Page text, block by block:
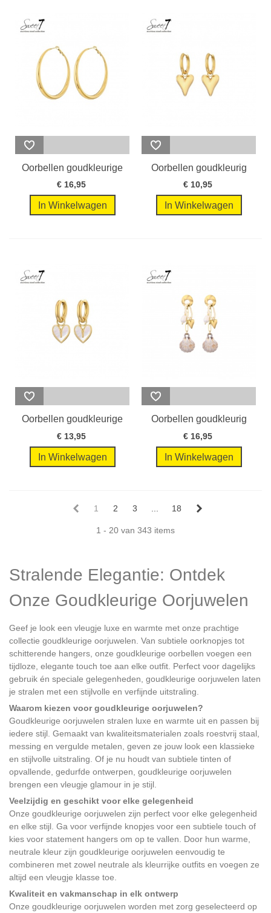
Oorbellen goudkleurige
grote...
€ 16,95
In Winkelwagen
Oorbellen goudkleurig
met klein...
€ 10,95
In Winkelwagen
Oorbellen goudkleurige
creolen...
€ 13,95
In Winkelwagen
Oorbellen goudkleurig
met schelp...
€ 16,95
In Winkelwagen
1 2 3 18
1 - 20 van 343 items
Stralende Elegantie: Ontdek
Onze Goudkleurige Oorjuwelen
Geef je look een vleugje luxe en warmte met onze prachtige
collectie goudkleurige oorjuwelen. Van subtiele oorknopjes tot
schitterende hangers, onze goudkleurige oorbellen voegen een
tijdloze, elegante touch toe aan elke outfit. Perfect voor dagelijks
gebruik én speciale gelegenheden, goudkleurige oorjuwelen laten
je stralen met een stijlvolle en verfijnde uitstraling.
Waarom kiezen voor goudkleurige oorjuwelen?
Goudkleurige oorjuwelen stralen luxe en warmte uit en passen bij
iedere stijl. Gemaakt van kwaliteitsmaterialen zoals roestvrij staal,
messing en vergulde metalen, geven ze jouw look een klassieke
en stijlvolle uitstraling. Of je nu houdt van subtiele tinten of
opvallende, gedurfde ontwerpen, goudkleurige oorjuwelen
brengen een vleugje glamour in je stijl.
Veelzijdig en geschikt voor elke gelegenheid
Onze goudkleurige oorjuwelen zijn perfect voor elke gelegenheid
en elke stijl. Ga voor verfijnde knopjes voor een subtiele touch of
kies voor statement hangers om op te vallen. Door hun warme,
neutrale kleur zijn goudkleurige oorjuwelen eenvoudig te
combineren met zowel neutrale als kleurrijke outfits en voegen ze
altijd een vleugje klasse toe.
Kwaliteit en vakmanschap in elk ontwerp
Onze goudkleurige oorjuwelen worden met zorg geselecteerd op